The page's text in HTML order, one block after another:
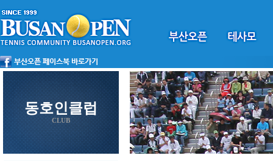
동호인클럽
CLUB